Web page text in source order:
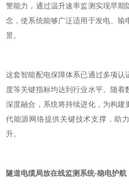
警能力，通过温升速率监测实现早期
念，使系统能够广泛适用于发电、输
景。
这套智能配电保障体系已通过多项认
度等关键指标均达到行业水平。随着
深度融合，系统将持续进化，为构建
代能源网络提供关键技术支撑，助
升。
隧道电缆局放在线监测系统-稳电护航